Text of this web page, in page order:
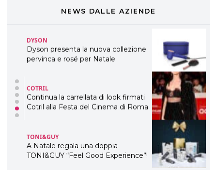
NEWS DALLE AZIENDE
WELLNESS CONGRESS 2022: I
DYSON
Dyson presenta la nuova collezione
pervinca e rosé per Natale
COTRIL
Continua la carrellata di look firmati
Cotril alla Festa del Cinema di Roma
TONI&GUY
A Natale regala una doppia
TONI&GUY “Feel Good Experience”!